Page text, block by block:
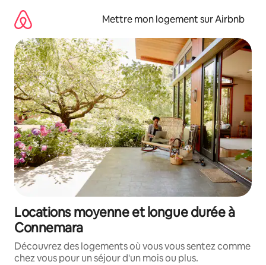
directement
contenu
Mettre mon logement sur Airbnb
Locations moyenne et longue durée à
Connemara
Découvrez des logements où vous vous sentez comme
chez vous pour un séjour d'un mois ou plus.